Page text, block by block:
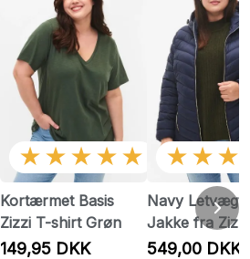
★★★★★
Kortærmet Basis
Zizzi T-shirt Grøn
149,95 DKK
Navy Letvægts
Jakke fra
foråret
549,00 DKK